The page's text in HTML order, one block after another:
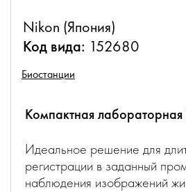
Nikon (Япония)
Код вида: 152680
Биостанции
Компактная лабораторная
Идеальное решение для
регистрации в заданный
наблюдения изображений